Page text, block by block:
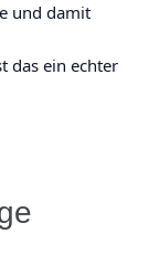
und damit
das ein echter